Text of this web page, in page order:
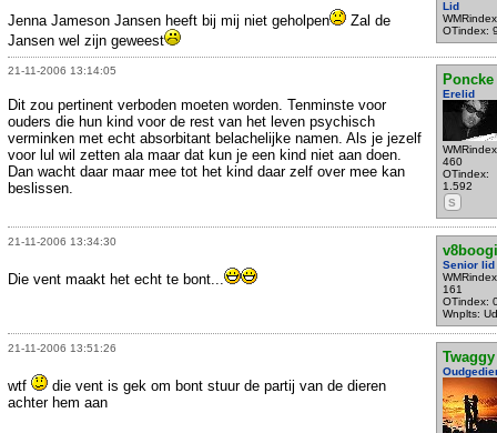
Lid
OTindex:
Jenna Jameson Jansen heeft bij mij niet geholpen
Zal de
Jansen wel zijn geweest
21-11-2006 13:14:05
Poncke
Erelid
460
OTindex:
1.592
S
Dit zou pertinent verboden moeten worden. Tenminste voor
ouders die hun kind voor de rest van het leven psychisch
verminken met echt absorbitant belachelijke namen. Als je jezelf
voor lul wil zetten ala maar dat kun je een kind niet aan doen.
Dan wacht daar maar mee tot het kind daar zelf over mee kan
beslissen.
21-11-2006 13:34:30
Senior lid
161
OTindex:
Wnplts:
Die vent maakt het echt te bont...
21-11-2006 13:51:26
Twaggy
wtf
die vent is gek om bont stuur de partij van de dieren
achter hem aan